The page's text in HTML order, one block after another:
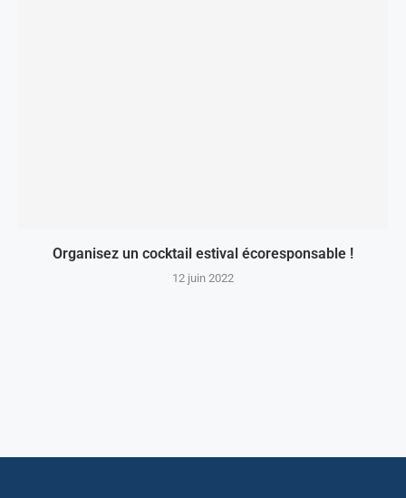
Organisez un cocktail estival écoresponsable !
12 juin 2022